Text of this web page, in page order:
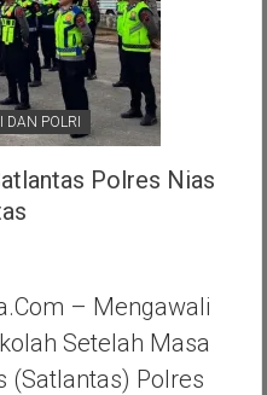
DAN POLRI
Polres Nias
– Mengawali
Setelah Masa
(Satlantas) Polres